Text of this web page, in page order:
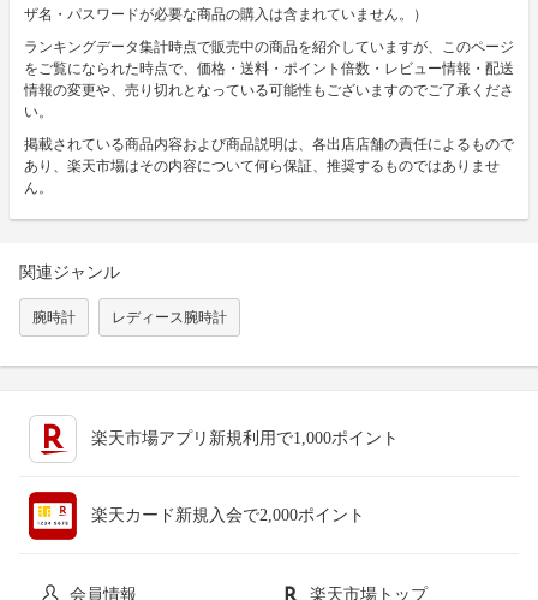
ザ名・パスワードが必要な商品の購入は含まれていません。）
ランキングデータ集計時点で販売中の商品を紹介していますが、このページ
をご覧になられた時点で、価格・送料・ポイント倍数・レビュー情報・配送
情報の変更や、売り切れとなっている可能性もございますのでご了承くださ
い。
掲載されている商品内容および商品説明は、各出店店舗の責任によるもので
あり、楽天市場はその内容について何ら保証、推奨するものではありませ
ん。
関連ジャンル
腕時計 レディース腕時計
楽天市場アプリ新規利用で1,000ポイント
楽天カード新規入会で2,000ポイント
会員情報 楽天市場トップ